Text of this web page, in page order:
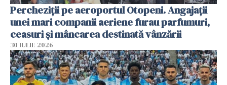
Percheziții pe aeroportul Otopeni. Angajații
unei mari companii aeriene furau parfumuri,
ceasuri și mâncarea destinată vânzării
30 IULIE 2026